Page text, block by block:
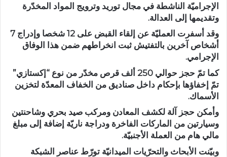
الإجراميّة الناشطة في مجال توريد وترويج المواد المخدّرة
وتقديمها إلى العدالة.
وقد أسفرت العمليّة عن إلقاء القبض على 12 شخصا وإدراج 7
أشخاص آخرين بالتفتيش ثبت انخراطهم ضمن هذا الوفاق
الإجرامي.
كما تمّ حجز حوالي 250 ألف قرص مخدّر من نوع “إكستازي”
تمّ إخفاؤها بإحكام داخل صناديق من الخفاف المعدّة لتخزين
الأسماك.
وأمكن حجز آلة لكشف المعادن ومركب صيد بحري وشاحنتين
وسيارتين من الماركات الفاخرة ودراجة ناريّة إضافة إلى مبلغ
مالي هام من العملة الأجنبيّة.
وبيّنت الأبحاث والتحرّيات الميدانيّة تورّط عناصر الشبكة